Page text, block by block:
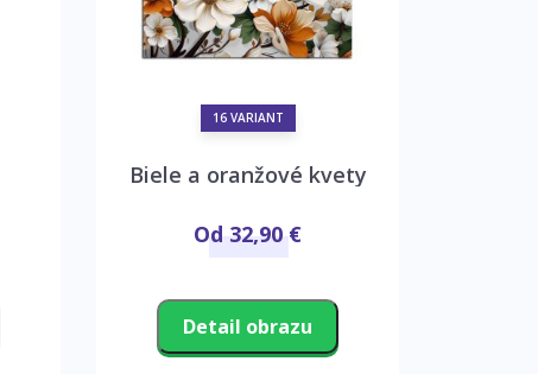
16 VARIANT
Biele a oranžové kvety
Od 32,90 €
Detail obrazu